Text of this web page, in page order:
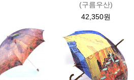
(구름우산)
42,350원